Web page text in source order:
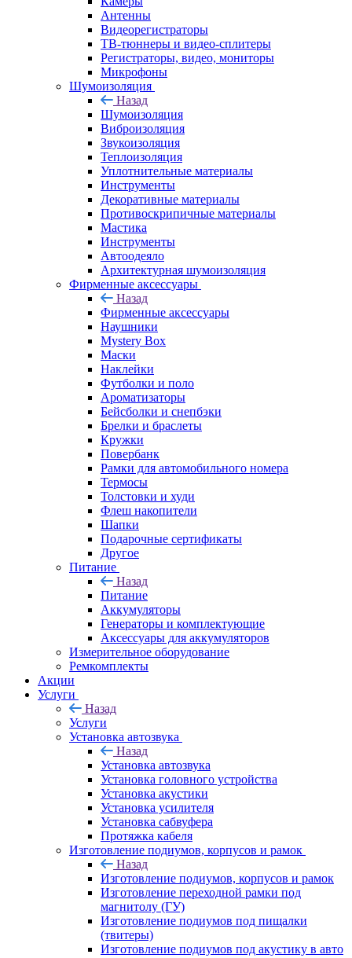
Антенны
Видеорегистраторы
ТВ-тюннеры и видео-сплитеры
Регистраторы, видео, мониторы
Микрофоны
Шумоизоляция
Назад
Шумоизоляция
Виброизоляция
Звукоизоляция
Теплоизоляция
Уплотнительные материалы
Инструменты
Декоративные материалы
Противоскрипичные материалы
Мастика
Инструменты
Автоодеяло
Архитектурная шумоизоляция
Фирменные аксессуары
Назад
Фирменные аксессуары
Наушники
Mystery Box
Маски
Наклейки
Футболки и поло
Ароматизаторы
Бейсболки и снепбэки
Брелки и браслеты
Кружки
Повербанк
Рамки для автомобильного номера
Термосы
Толстовки и худи
Флеш накопители
Шапки
Подарочные сертификаты
Другое
Питание
Назад
Питание
Аккумуляторы
Генераторы и комплектующие
Аксессуары для аккумуляторов
Измерительное оборудование
Ремкомплекты
Акции
Услуги
Назад
Услуги
Установка автозвука
Назад
Установка автозвука
Установка головного устройства
Установка акустики
Установка усилителя
Установка сабвуфера
Протяжка кабеля
Изготовление подиумов, корпусов и рамок
Назад
Изготовление подиумов, корпусов и рамок
Изготовление переходной рамки под
магнитолу (ГУ)
Изготовление подиумов под пищалки
(твитеры)
Изготовление подиумов под акустику в авто